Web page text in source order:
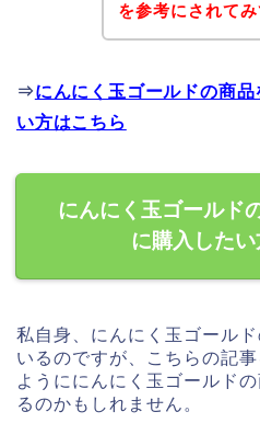
を参考にされて
⇒にんにく玉ゴールドの商
い方はこちら
にんにく玉ゴールド
に購入した
私自身、にんにく玉ゴール
いるのですが、こちらの記
ようににんにく玉ゴールド
るのかもしれません。